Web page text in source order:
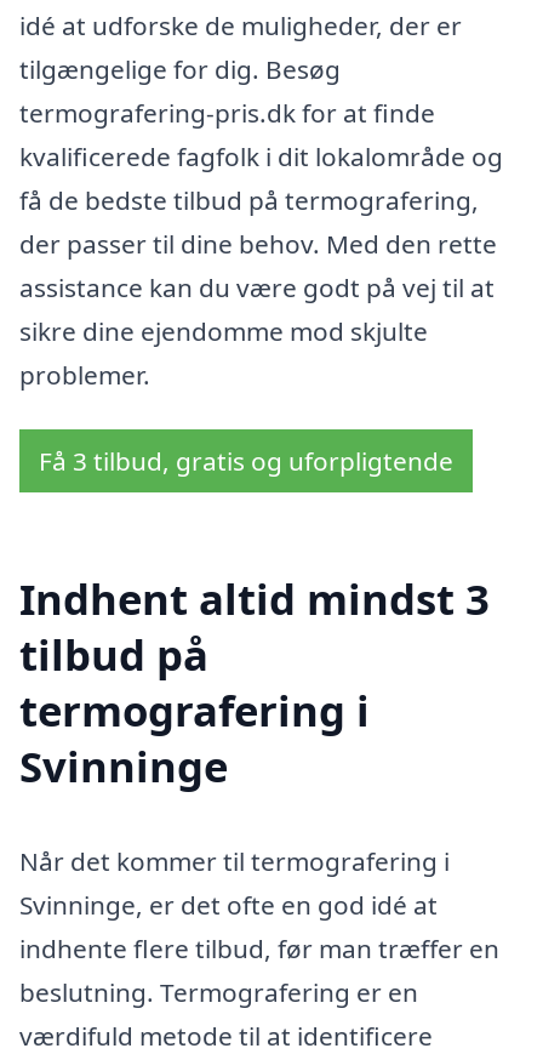
idé at udforske de muligheder, der er
tilgængelige for dig. Besøg
termografering-pris.dk for at finde
kvalificerede fagfolk i dit lokalområde og
få de bedste tilbud på termografering,
der passer til dine behov. Med den rette
assistance kan du være godt på vej til at
sikre dine ejendomme mod skjulte
problemer.
Få 3 tilbud, gratis og uforpligtende
Indhent altid mindst 3
tilbud på
termografering i
Svinninge
Når det kommer til termografering i
Svinninge, er det ofte en god idé at
indhente flere tilbud, før man træffer en
beslutning. Termografering er en
værdifuld metode til at identificere